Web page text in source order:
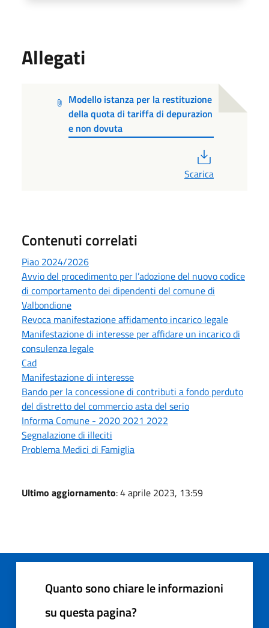
Allegati
Modello istanza per la restituzione
della quota di tariffa di depurazion
e non dovuta
Scarica
Contenuti correlati
Piao 2024/2026
Avvio del procedimento per l’adozione del nuovo codice
di comportamento dei dipendenti del comune di
Valbondione
Revoca manifestazione affidamento incarico legale
Manifestazione di interesse per affidare un incarico di
consulenza legale
Cad
Manifestazione di interesse
Bando per la concessione di contributi a fondo perduto
del distretto del commercio asta del serio
Informa Comune - 2020 2021 2022
Segnalazione di illeciti
Problema Medici di Famiglia
Ultimo aggiornamento: 4 aprile 2023, 13:59
Quanto sono chiare le informazioni
su questa pagina?